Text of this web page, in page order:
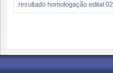
resultado homologação edital